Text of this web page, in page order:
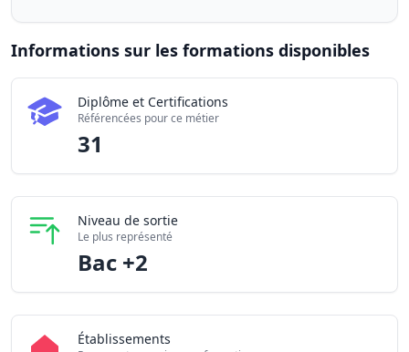
Informations sur les formations disponibles
Chiffres clés de la formation Artisan démonstrateur /
Certifications disponibles
Diplôme et Certifications
Référencées pour ce métier
31
Niveau de sortie
Le plus représenté
Bac +2
Établissements